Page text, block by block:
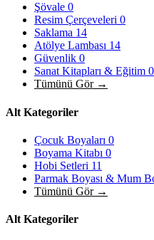
Şövale 0
Resim Çerçeveleri 0
Saklama 14
Atölye Lambası 14
Güvenlik 0
Sanat Kitapları & Eğitim 0
Tümünü Gör →
Alt Kategoriler
Çocuk Boyaları 0
Boyama Kitabı 0
Hobi Setleri 11
Parmak Boyası & Mum
Tümünü Gör →
Alt Kategoriler